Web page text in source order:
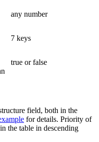
any number
7 keys
true or false
field, both in the
for details. Priority of
the table in descending